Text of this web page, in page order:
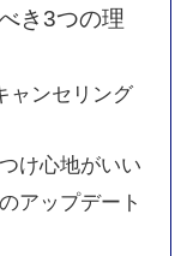
き3つの理
ャンセリング
け心地がいい
アップデート